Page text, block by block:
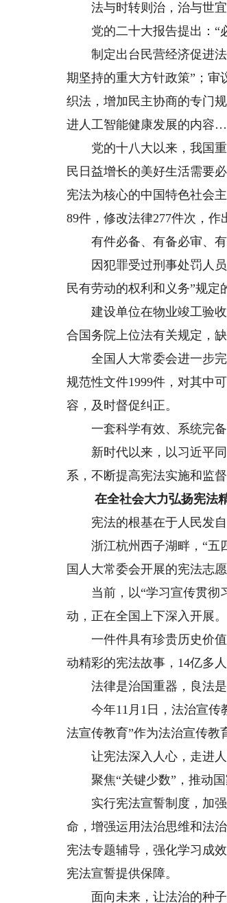
法与时转则治，治与世宜
党的二十大报告提出：“必
制定出台民营经济促进法
期坚持的重大方针政策”；审
织法，增加民主协商的专门
进人工智能健康发展的内容
党的十八大以来，我国重
民日益增长的美好生活需要
宪法为核心的中国特色社会
89件，修改法律277件次，作
有件必备、有备必审、有
因犯罪受过刑事处罚人员
民有劳动的权利和义务”规定
建设单位在物业竣工验收
合国务院上位法有关规定，
全国人大常委会进一步完
规范性文件1999件，对其中
容，及时督促纠正。
一套科学有效、系统完备
新时代以来，以习近平同
系，不断提高宪法实施和监
在全社会大力弘扬宪法
宪法的根基在于人民发自
浙江杭州西子湖畔，“五四
国人大常委会开展的宪法志
当前，以“学习宣传贯彻习
动，正在全国上下深入开展。
一件件具有珍贵历史价值
动精彩的宪法故事，14亿多
法律是治国重器，良法是
今年11月1日，法治宣传
法宣传教育”作为法治宣传教
让宪法深入人心，走进人
聚焦“关键少数”，推动
实行宪法宣誓制度，加强
命，增强运用法治思维和法
宪法专题辅导，强化学习成
宪法宣誓提供保障。
面向未来，让法治的种